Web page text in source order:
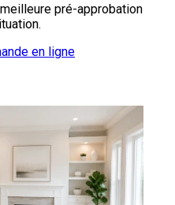
pré-approbation
en ligne